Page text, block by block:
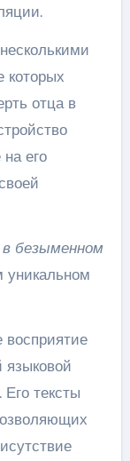
которых
отца в
его
безыменном
восприятие
языковой
тексты